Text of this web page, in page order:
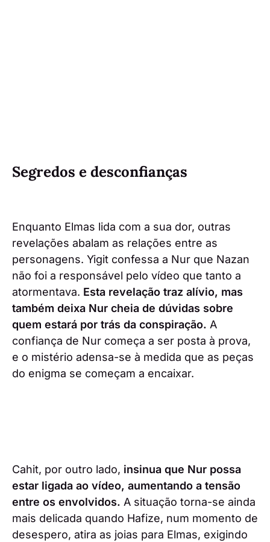
Segredos e desconfianças
Enquanto Elmas lida com a sua dor, outras
revelações abalam as relações entre as
personagens. Yigit confessa a Nur que Nazan
não foi a responsável pelo vídeo que tanto a
atormentava. Esta revelação traz alívio, mas
também deixa Nur cheia de dúvidas sobre
quem estará por trás da conspiração. A
confiança de Nur começa a ser posta à prova,
e o mistério adensa-se à medida que as peças
do enigma se começam a encaixar.
Cahit, por outro lado, insinua que Nur possa
estar ligada ao vídeo, aumentando a tensão
entre os envolvidos. A situação torna-se ainda
mais delicada quando Hafize, num momento de
desespero, atira as joias para Elmas, exigindo